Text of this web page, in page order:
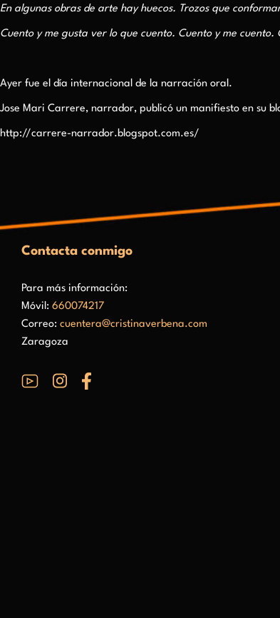
En algunas obras de arte hay huecos. Trozos que
Cuento y me gusta ver lo que cuento. Cuento y me
Ayer fue el día internacional de la narración oral.
Jose Mari Carrere, narrador, publicó un manifiesto en su
http://carrere-narrador.blogspot.com.es/
Contacta conmigo
Para más información:
Móvil: 660074217
Correo: cuentera@cristinaverbena.com
Zaragoza